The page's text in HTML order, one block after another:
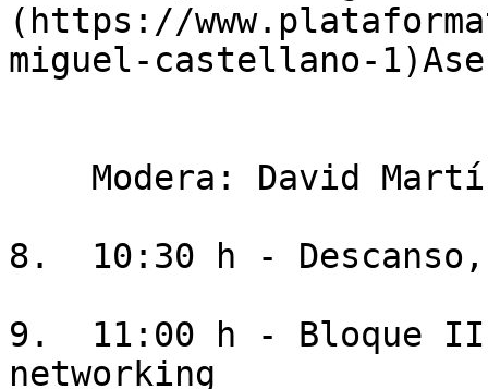
(https://
miguel-castellano-
8.  10:30 h -
9.  11:00 h - Bloque
networking